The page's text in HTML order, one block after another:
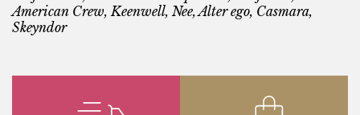
American Crew, Keenwell, Nee, Alter ego, Casmara,
Skeyndor